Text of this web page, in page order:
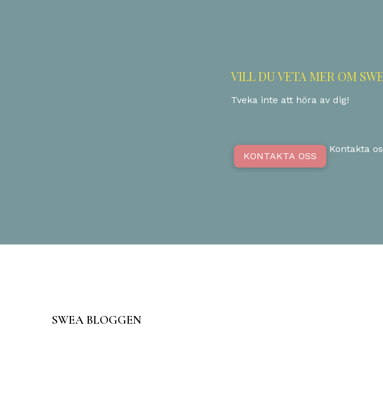
VILL DU VETA MER OM
Tveka inte att höra av dig!
KONTAKTA OSS
Kontakta
SWEA BLOGGEN